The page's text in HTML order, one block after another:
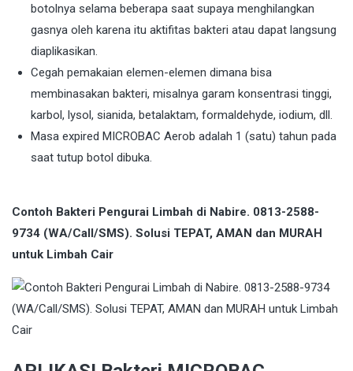
botolnya selama beberapa saat supaya menghilangkan
gasnya oleh karena itu aktifitas bakteri atau dapat langsung
diaplikasikan.
Cegah pemakaian elemen-elemen dimana bisa
membinasakan bakteri, misalnya garam konsentrasi tinggi,
karbol, lysol, sianida, betalaktam, formaldehyde, iodium, dll.
Masa expired MICROBAC Aerob adalah 1 (satu) tahun pada
saat tutup botol dibuka.
Contoh Bakteri Pengurai Limbah di Nabire. 0813-2588-
9734 (WA/Call/SMS). Solusi TEPAT, AMAN dan MURAH
untuk Limbah Cair